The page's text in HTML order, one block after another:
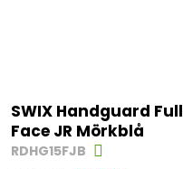
SWIX Handguard Full
Face JR Mörkblå
RDHG15FJB